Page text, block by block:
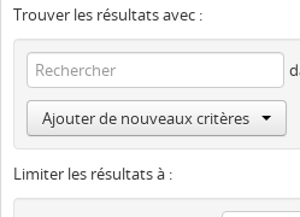
Trouver les résultats avec :
Ajouter de nouveaux critères
Limiter les résultats à :